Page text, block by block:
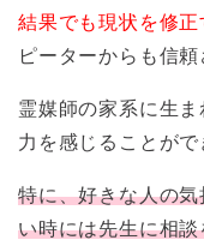
結果でも現状を修
ピーターからも信
霊媒師の家系に生
力を感じることがで
特に、好きな人の
い時には先生に相